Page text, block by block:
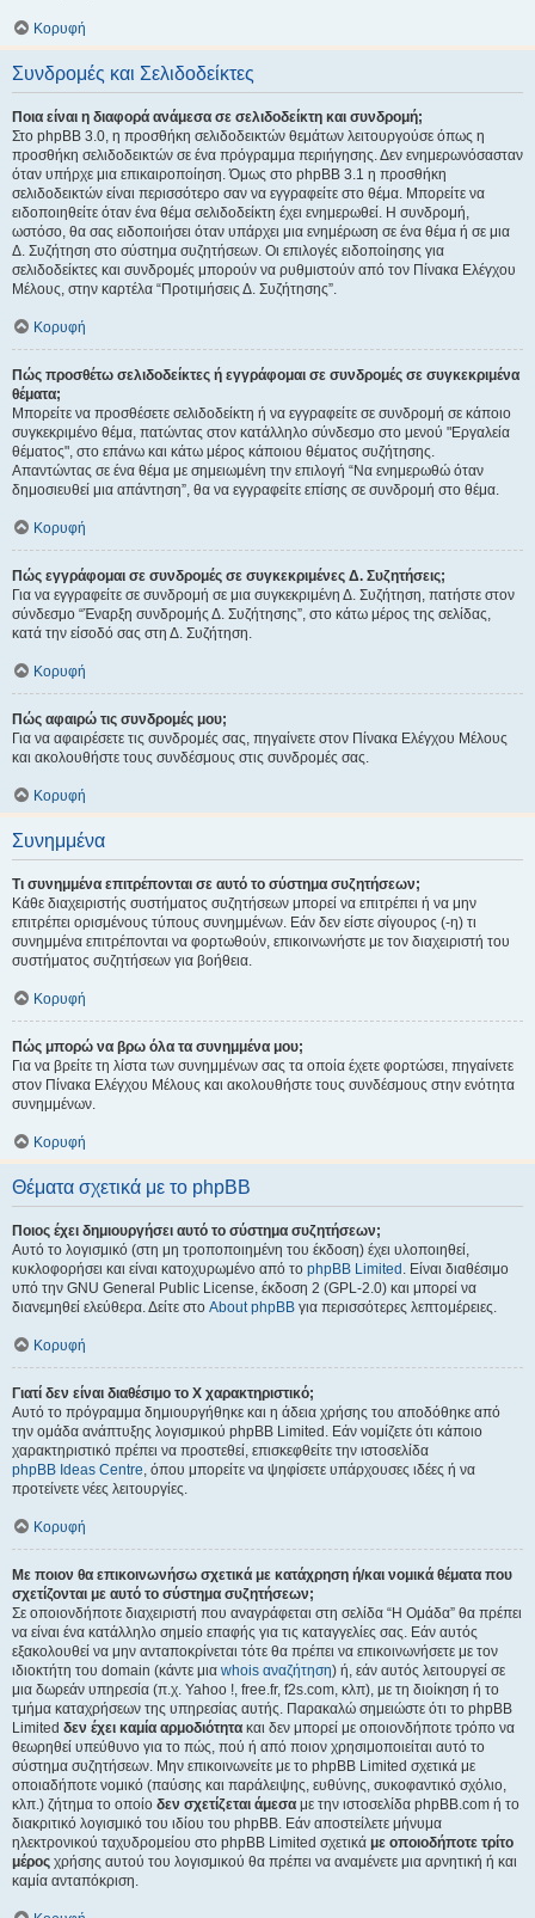
Κορυφή
Συνδρομές και Σελιδοδείκτες
Ποια είναι η διαφορά ανάμεσα σε σελιδοδείκτη και συνδρομή;
Στο phpBB 3.0, η προσθήκη σελιδοδεικτών θεμάτων λειτουργούσε όπως η
προσθήκη σελιδοδεικτών σε ένα πρόγραμμα περιήγησης. Δεν ενημερωνόσασταν
όταν υπήρχε μια επικαιροποίηση. Όμως στο phpBB 3.1 η προσθήκη
σελιδοδεικτών είναι περισσότερο σαν να εγγραφείτε στο θέμα. Μπορείτε να
ειδοποιηθείτε όταν ένα θέμα σελιδοδείκτη έχει ενημερωθεί. Η συνδρομή,
ωστόσο, θα σας ειδοποιήσει όταν υπάρχει μια ενημέρωση σε ένα θέμα ή σε μια
Δ. Συζήτηση στο σύστημα συζητήσεων. Οι επιλογές ειδοποίησης για
σελιδοδείκτες και συνδρομές μπορούν να ρυθμιστούν από τον Πίνακα Ελέγχου
Μέλους, στην καρτέλα “Προτιμήσεις Δ. Συζήτησης”.
Κορυφή
Πώς προσθέτω σελιδοδείκτες ή εγγράφομαι σε συνδρομές σε συγκεκριμένα
θέματα;
Μπορείτε να προσθέσετε σελιδοδείκτη ή να εγγραφείτε σε συνδρομή σε κάποιο
συγκεκριμένο θέμα, πατώντας στον κατάλληλο σύνδεσμο στο μενού "Εργαλεία
θέματος", στο επάνω και κάτω μέρος κάποιου θέματος συζήτησης.
Απαντώντας σε ένα θέμα με σημειωμένη την επιλογή “Να ενημερωθώ όταν
δημοσιευθεί μια απάντηση”, θα να εγγραφείτε επίσης σε συνδρομή στο θέμα.
Κορυφή
Πώς εγγράφομαι σε συνδρομές σε συγκεκριμένες Δ. Συζητήσεις;
Για να εγγραφείτε σε συνδρομή σε μια συγκεκριμένη Δ. Συζήτηση, πατήστε στον
σύνδεσμο “Έναρξη συνδρομής Δ. Συζήτησης”, στο κάτω μέρος της σελίδας,
κατά την είσοδό σας στη Δ. Συζήτηση.
Κορυφή
Πώς αφαιρώ τις συνδρομές μου;
Για να αφαιρέσετε τις συνδρομές σας, πηγαίνετε στον Πίνακα Ελέγχου Μέλους
και ακολουθήστε τους συνδέσμους στις συνδρομές σας.
Κορυφή
Συνημμένα
Τι συνημμένα επιτρέπονται σε αυτό το σύστημα συζητήσεων;
Κάθε διαχειριστής συστήματος συζητήσεων μπορεί να επιτρέπει ή να μην
επιτρέπει ορισμένους τύπους συνημμένων. Εάν δεν είστε σίγουρος (-η) τι
συνημμένα επιτρέπονται να φορτωθούν, επικοινωνήστε με τον διαχειριστή του
συστήματος συζητήσεων για βοήθεια.
Κορυφή
Πώς μπορώ να βρω όλα τα συνημμένα μου;
Για να βρείτε τη λίστα των συνημμένων σας τα οποία έχετε φορτώσει, πηγαίνετε
στον Πίνακα Ελέγχου Μέλους και ακολουθήστε τους συνδέσμους στην ενότητα
συνημμένων.
Κορυφή
Θέματα σχετικά με το phpBB
Ποιος έχει δημιουργήσει αυτό το σύστημα συζητήσεων;
Αυτό το λογισμικό (στη μη τροποποιημένη του έκδοση) έχει υλοποιηθεί,
κυκλοφορήσει και είναι κατοχυρωμένο από το phpBB Limited . Είναι διαθέσιμο
υπό την GNU General Public License, έκδοση 2 (GPL-2.0) και μπορεί να
διανεμηθεί ελεύθερα. Δείτε στο About phpBB για περισσότερες λεπτομέρειες.
Κορυφή
Γιατί δεν είναι διαθέσιμο το Χ χαρακτηριστικό;
Αυτό το πρόγραμμα δημιουργήθηκε και η άδεια χρήσης του αποδόθηκε από
την ομάδα ανάπτυξης λογισμικού phpBB Limited. Εάν νομίζετε ότι κάποιο
χαρακτηριστικό πρέπει να προστεθεί, επισκεφθείτε την ιστοσελίδα
phpBB Ideas Centre, όπου μπορείτε να ψηφίσετε υπάρχουσες ιδέες ή να
προτείνετε νέες λειτουργίες.
Κορυφή
Με ποιον θα επικοινωνήσω σχετικά με κατάχρηση ή/και νομικά θέματα που
σχετίζονται με αυτό το σύστημα συζητήσεων;
Σε οποιονδήποτε διαχειριστή που αναγράφεται στη σελίδα “Η Ομάδα” θα πρέπει
να είναι ένα κατάλληλο σημείο επαφής για τις καταγγελίες σας. Εάν αυτός
εξακολουθεί να μην ανταποκρίνεται τότε θα πρέπει να επικοινωνήσετε με τον
ιδιοκτήτη του domain (κάντε μια whois αναζήτηση) ή, εάν αυτός λειτουργεί σε
μια δωρεάν υπηρεσία (π.χ. Yahoo !, free.fr, f2s.com, κλπ), με τη διοίκηση ή το
τμήμα καταχρήσεων της υπηρεσίας αυτής. Παρακαλώ σημειώστε ότι το phpBB
Limited δεν έχει καμία αρμοδιότητα και δεν μπορεί με οποιονδήποτε τρόπο να
θεωρηθεί υπεύθυνο για το πώς, πού ή από ποιον χρησιμοποιείται αυτό το
σύστημα συζητήσεων. Μην επικοινωνείτε με το phpBB Limited σχετικά με
οποιαδήποτε νομικό (παύσης και παράλειψης, ευθύνης, συκοφαντικό σχόλιο,
κλπ.) ζήτημα το οποίο δεν σχετίζεται άμεσα με την ιστοσελίδα phpBB.com ή το
διακριτικό λογισμικό του ιδίου του phpBB. Εάν αποστείλετε μήνυμα
ηλεκτρονικού ταχυδρομείου στο phpBB Limited σχετικά με οποιοδήποτε τρίτο
μέρος χρήσης αυτού του λογισμικού θα πρέπει να αναμένετε μια αρνητική ή και
καμία ανταπόκριση.